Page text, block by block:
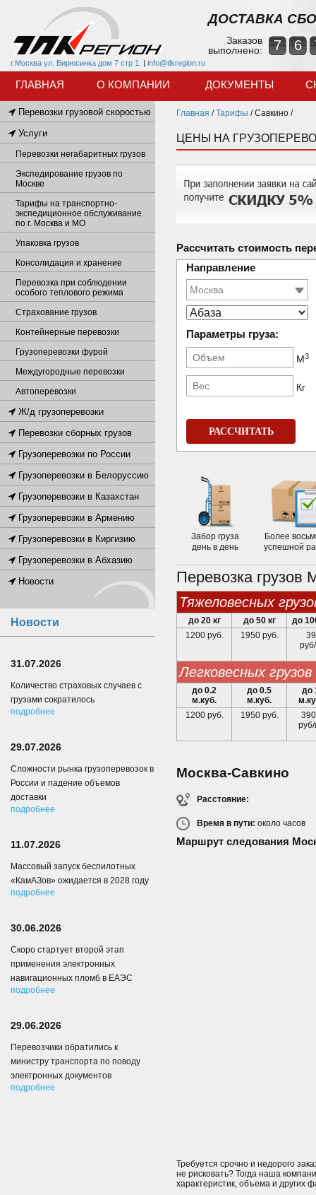
г.Москва ул. Бирюсинка дом 7 стр 1. | info@tlkregion.ru
ДОСТАВКА
Заказов
выполнено:
7 6
ГЛАВНАЯ О КОМПАНИИ ДОКУМЕНТЫ
Главная /Тарифы /Савкино /
ЦЕНЫ НА
Рассчитать стоимость
Направление
Параметры груза:
М3
Кг
РАССЧИТАТЬ
Забор груза
день в день
Более
успешной
Перевозка грузов
тяжеловесных
до 20 кг до 50 кг
до
1200 руб.
1950 руб.
39
руб/
легковесных грузов
до 0.2
м.куб.
до 0.5
м.куб.
до
1200 руб.
1950 руб.
Москва-Савкино
Расстояние:
Время в пути: около часов
Маршрут следования
Требуется срочно и недорого
не рисковать? Тогда наша
характеристик, объема и других
Перевозки грузовой скоростью
Услуги
Перевозки негабаритных грузов
Экспедирование грузов по
Москве
Тарифы на транспортно-
экспедиционное обслуживание
по г. Москва и МО
Упаковка грузов
Консолидация и хранение
Перевозка при соблюдении
особого теплового режима
Страхование грузов
Контейнерные перевозки
Грузоперевозки фурой
Междугородные перевозки
Автоперевозки
Ж/д грузоперевозки
Перевозки сборных грузов
Грузоперевозки по России
Грузоперевозки в Белоруссию
Грузоперевозки в Казахстан
Грузоперевозки в Армению
Грузоперевозки в Киргизию
Грузоперевозки в Абхазию
Новости
Новости
31.07.2026
Количество страховых случаев с
грузами сократилось
подробнее
29.07.2026
Сложности рынка грузоперевозок в
России и падение объемов
доставки
подробнее
11.07.2026
Массовый запуск беспилотных
«КамАЗов» ожидается в 2028 году
подробнее
30.06.2026
Скоро стартует второй этап
применения электронных
навигационных пломб в ЕАЭС
подробнее
29.06.2026
Перевозчики обратились к
министру транспорта по поводу
электронных документов
подробнее